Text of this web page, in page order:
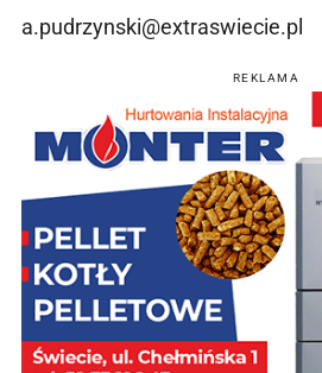
a.pudrzynski@extraswiecie.pl
REKLAMA